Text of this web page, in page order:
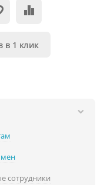
в 1 клик
сотрудники